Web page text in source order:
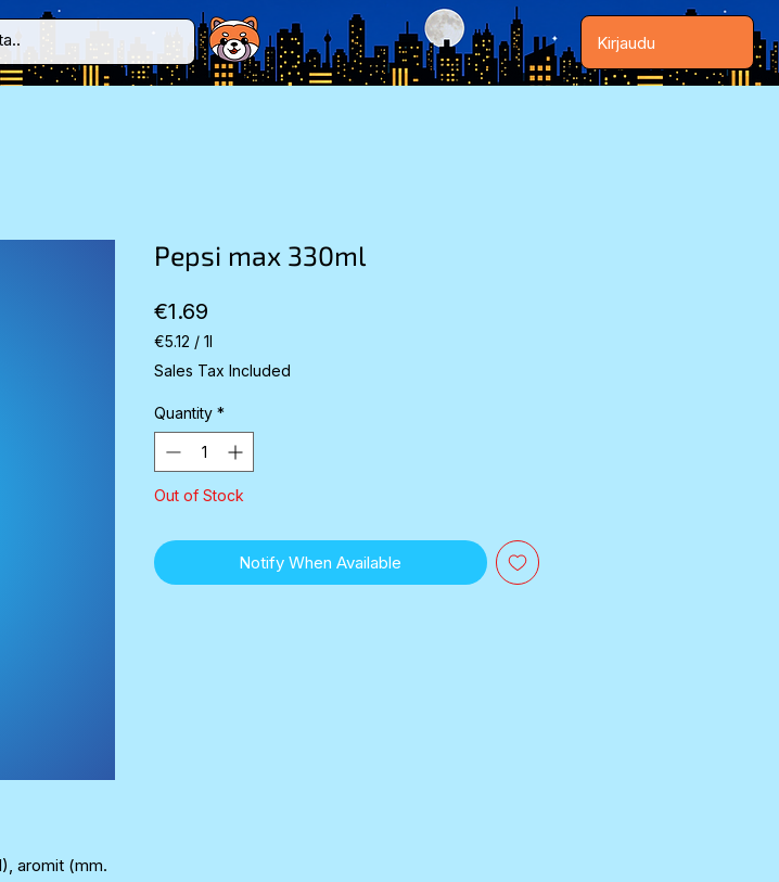
Kirjaudu
aromit (mm.
Pepsi max 330ml
€1.69
€5.12 / 1l
€5.12
per
1
Liter
Sales Tax Included
Quantity *
Out of Stock
Notify When Available